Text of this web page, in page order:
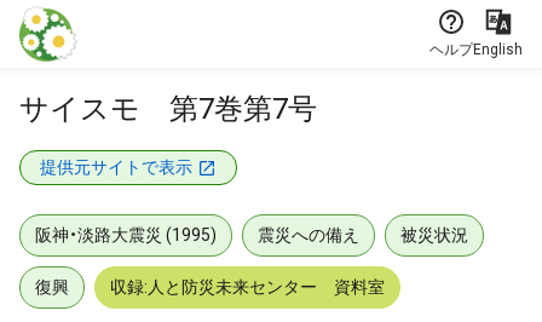
本文に飛ぶ
ヘルプEnglish
サイスモ 第7巻第7号
提供元サイトで表示
阪神・淡路大震災 (1995) 震災への備え 被災状況
復興 収録:人と防災未来センター 資料室